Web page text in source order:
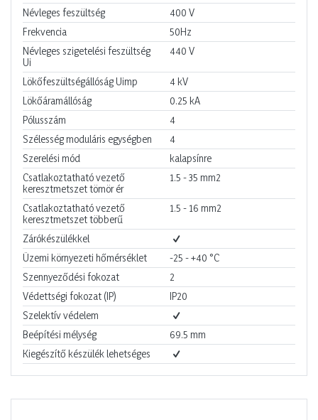
Névleges feszültség 400 V
Frekvencia
50Hz
Névleges szigetelési feszültség
Ui
440 V
Lökőfeszültségállóság Uimp 4 kV
Lökőáramállóság
0.25 kA
Pólusszám
4
Szélesség moduláris egységben
4
Szerelési mód
kalapsínre
Csatlakoztatható vezető
keresztmetszet tömör ér
1.5 - 35 mm2
Csatlakoztatható vezető
keresztmetszet többerű
1.5 - 16 mm2
Zárókészülékkel
Üzemi környezeti hőmérséklet
-25 - +40 °C
Szennyeződési fokozat
2
Védettségi fokozat (IP)
IP20
Szelektív védelem
Beépítési mélység
69.5 mm
Kiegészítő készülék lehetséges